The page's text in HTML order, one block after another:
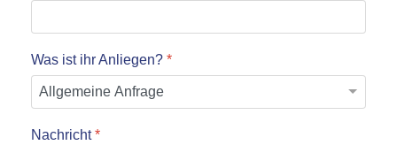
Was ist ihr Anliegen? *
Nachricht*